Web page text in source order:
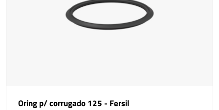
Oring p/ corrugado 125 - Fersil